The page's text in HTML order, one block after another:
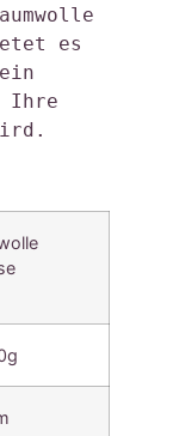
es
Ihre